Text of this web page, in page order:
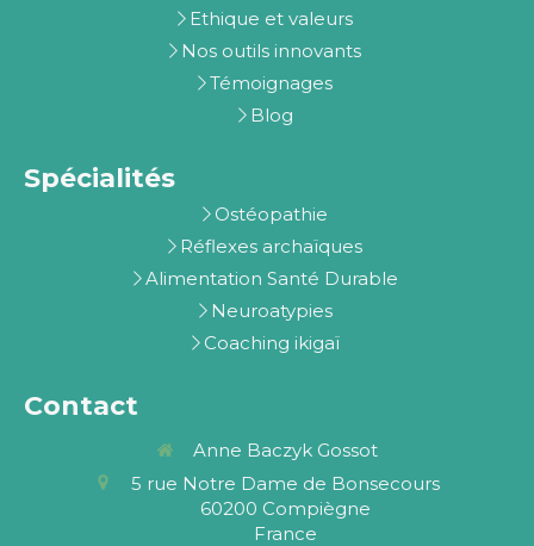
Ethique et valeurs
Nos outils innovants
Témoignages
Blog
Spécialités
Ostéopathie
Réflexes archaïques
Alimentation Santé Durable
Neuroatypies
Coaching ikigaï
Contact
Anne Baczyk Gossot
5 rue Notre Dame de Bonsecours
60200 Compiègne
France